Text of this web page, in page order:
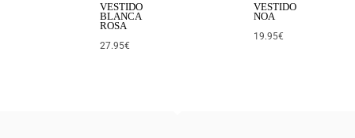
VESTIDO
BLANCA
ROSA
27.95€
VESTIDO
NOA
19.95€